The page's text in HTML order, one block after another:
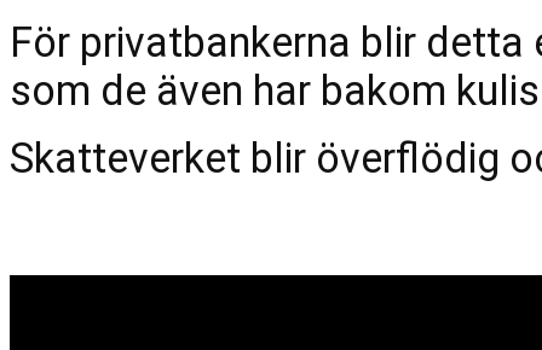
För privatbankerna blir
som de även har bakom
Skatteverket blir överflödig